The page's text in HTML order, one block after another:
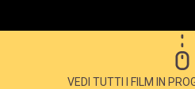
VEDI TUTTI I FILM IN